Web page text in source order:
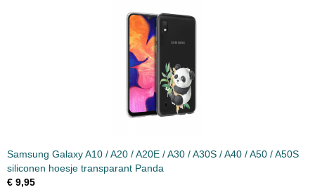
Samsung Galaxy A10 / A20 / A20E / A30 / A30S / A40 / A50 / A50S
siliconen hoesje transparant Panda
€ 9,95